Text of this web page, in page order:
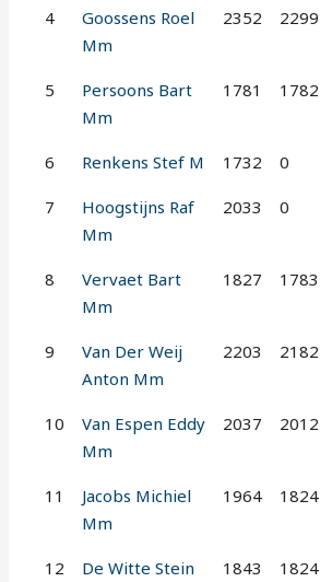
4
Goossens Roel
Mm
2352 2299
5
Persoons Bart
Mm
1781 1782
6 Renkens Stef M 1732 0
7
Hoogstijns Raf
Mm
2033 0
8
Vervaet Bart
Mm
1827 1783
9
Van Der Weij
Anton Mm
2203 2182
10
Van Espen Eddy
Mm
2037 2012
11
Jacobs Michiel
Mm
1964 1824
12
De Witte Stein
1843 1824